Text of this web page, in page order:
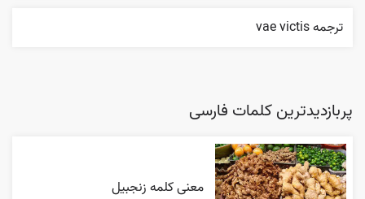
ترجمه vae victis
پربازدیدترین کلمات فارسی
معنی کلمه زنجبیل